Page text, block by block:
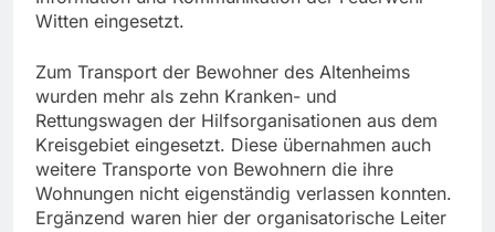
Witten eingesetzt.
Zum Transport der Bewohner des Altenheims
wurden mehr als zehn Kranken- und
Rettungswagen der Hilfsorganisationen aus dem
Kreisgebiet eingesetzt. Diese übernahmen auch
weitere Transporte von Bewohnern die ihre
Wohnungen nicht eigenständig verlassen konnten.
Ergänzend waren hier der organisatorische Leiter